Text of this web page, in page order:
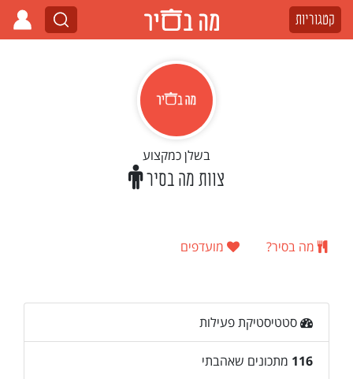
קטגוריות
בשלן כמקצוע
צוות מה בסיר
מה בסיר? מועדפים
סטטיסטיקת פעילות
116 מתכונים שאהבתי